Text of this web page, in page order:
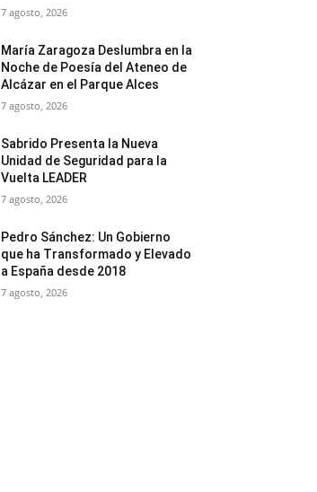
7 agosto, 2026
María Zaragoza Deslumbra en la
Noche de Poesía del Ateneo de
Alcázar en el Parque Alces
7 agosto, 2026
Sabrido Presenta la Nueva
Unidad de Seguridad para la
Vuelta LEADER
7 agosto, 2026
Pedro Sánchez: Un Gobierno
que ha Transformado y Elevado
a España desde 2018
7 agosto, 2026